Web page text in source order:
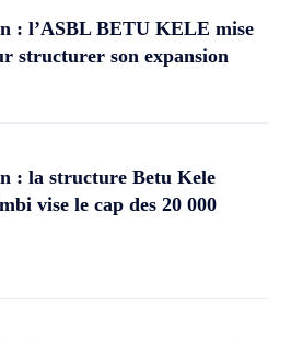
: l’ASBL BETU KELE mise
structurer son expansion
: la structure Betu Kele
vise le cap des 20 000